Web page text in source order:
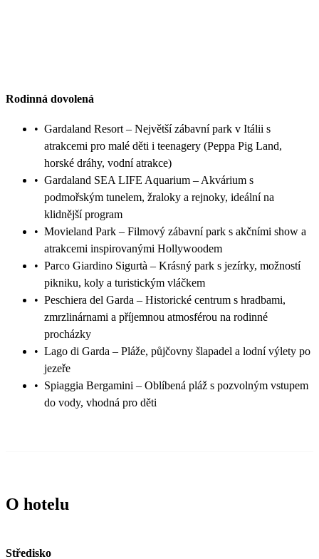
Rodinná dovolená
• Gardaland Resort – Největší zábavní park v Itálii s
atrakcemi pro malé děti i teenagery (Peppa Pig Land,
horské dráhy, vodní atrakce)
• Gardaland SEA LIFE Aquarium – Akvárium s
podmořským tunelem, žraloky a rejnoky, ideální na
klidnější program
• Movieland Park – Filmový zábavní park s akčními show a
atrakcemi inspirovanými Hollywoodem
• Parco Giardino Sigurtà – Krásný park s jezírky, možností
pikniku, koly a turistickým vláčkem
• Peschiera del Garda – Historické centrum s hradbami,
zmrzlinárnami a příjemnou atmosférou na rodinné
procházky
• Lago di Garda – Pláže, půjčovny šlapadel a lodní výlety po
jezeře
• Spiaggia Bergamini – Oblíbená pláž s pozvolným vstupem
do vody, vhodná pro děti
O hotelu
Středisko